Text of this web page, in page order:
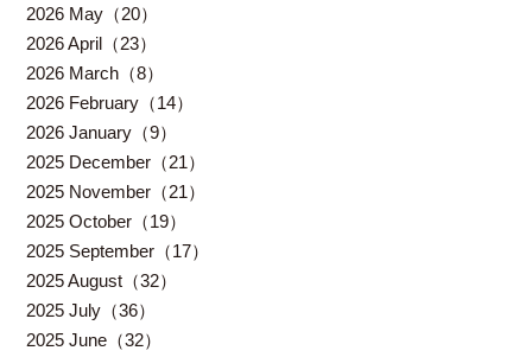
2026 May（20）
2026 April（23）
2026 March（8）
2026 February（14）
2026 January（9）
2025 December（21）
2025 November（21）
2025 October（19）
2025 September（17）
2025 August（32）
2025 July（36）
2025 June（32）